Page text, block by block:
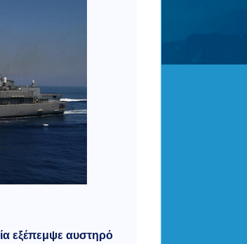
εξέπεμψε αυστηρό